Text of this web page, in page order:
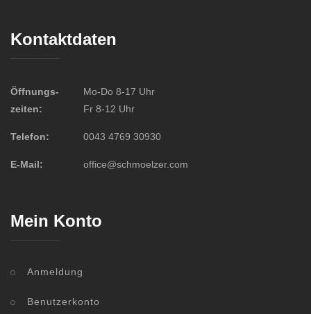
Kontaktdaten
Öffnungs-
zeiten:
Mo-Do 8-17 Uhr
Fr 8-12 Uhr
Telefon: 0043 4769 30930
E-Mail: office@schmoelzer.com
Mein Konto
Anmeldung
Benutzerkonto